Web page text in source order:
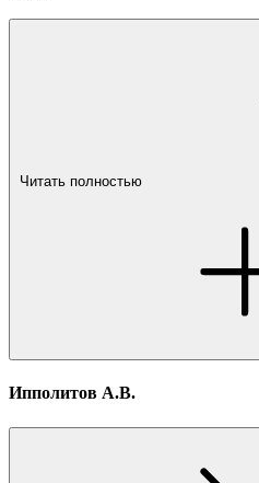
Читать полностью
Ипполитов А.В.